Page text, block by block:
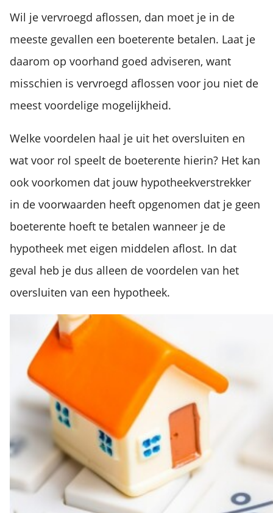
Wil je vervroegd aflossen, dan moet je in de
meeste gevallen een boeterente betalen. Laat je
daarom op voorhand goed adviseren, want
misschien is vervroegd aflossen voor jou niet de
meest voordelige mogelijkheid.
Welke voordelen haal je uit het oversluiten en
wat voor rol speelt de boeterente hierin? Het kan
ook voorkomen dat jouw hypotheekverstrekker
in de voorwaarden heeft opgenomen dat je geen
boeterente hoeft te betalen wanneer je de
hypotheek met eigen middelen aflost. In dat
geval heb je dus alleen de voordelen van het
oversluiten van een hypotheek.